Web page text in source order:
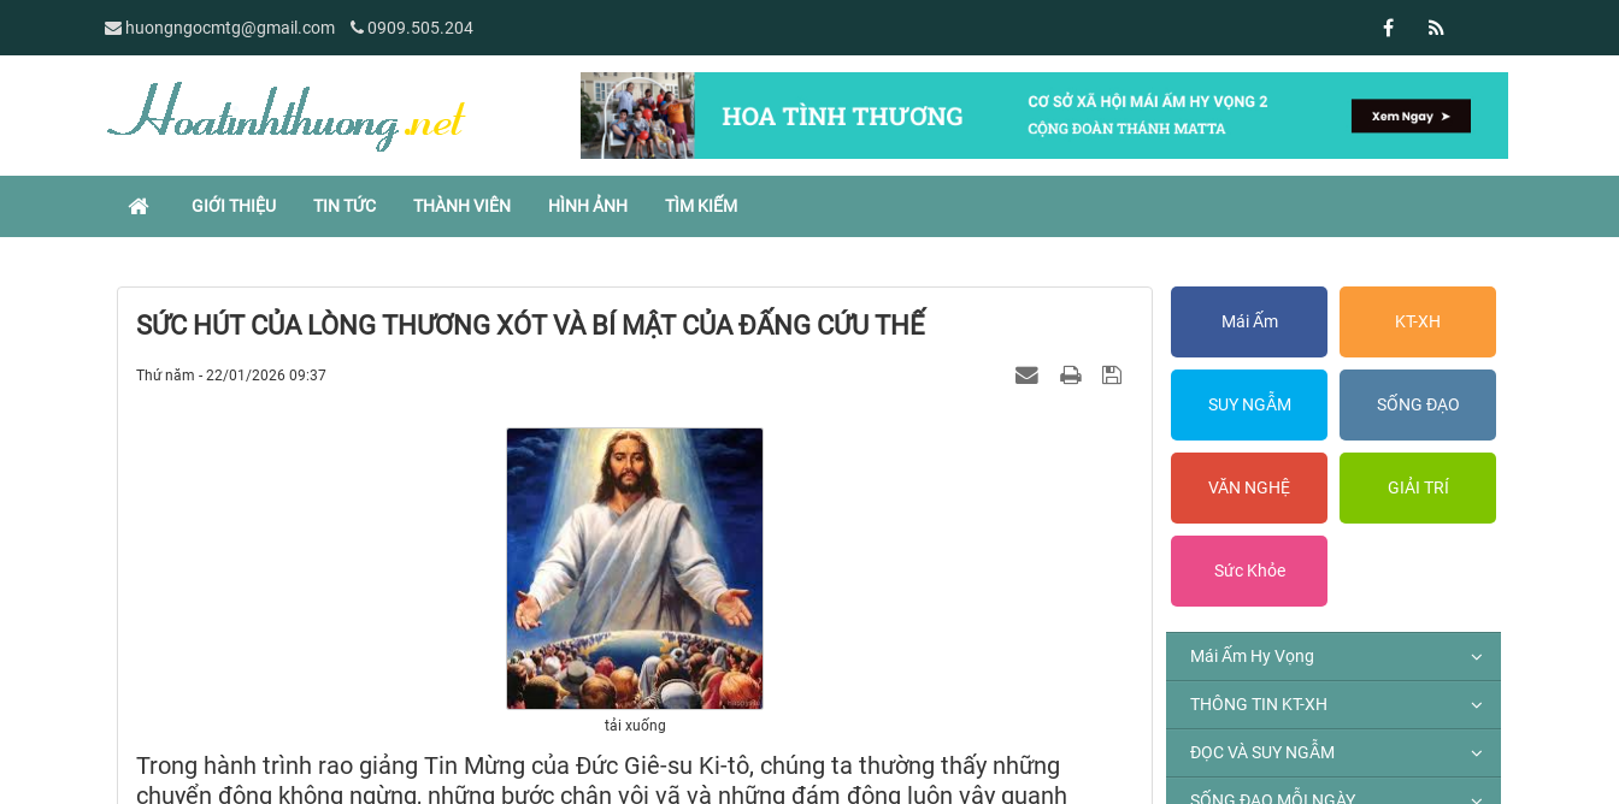
huongngocmtg@gmail.com 0909.505.204
GIỚI THIỆU TIN TỨC THÀNH VIÊN HÌNH ẢNH TÌM KIẾM
SỨC HÚT CỦA LÒNG THƯƠNG XÓT VÀ BÍ MẬT CỦA ĐẤNG CỨU THẾ
Thứ năm - 22/01/2026 09:37
tải xuống
Trong hành trình rao giảng Tin Mừng của Đức Giê-su Ki-tô, chúng ta thường thấy những
chuyển động không ngừng, những bước chân vội vã và những đám đông luôn vây quanh
Mái Ấm KT-XH
SUY NGẪM SỐNG ĐẠO
VĂN NGHỆ GIẢI TRÍ
Sức Khỏe
Mái Ấm Hy Vọng
THÔNG TIN KT-XH
ĐỌC VÀ SUY NGẪM